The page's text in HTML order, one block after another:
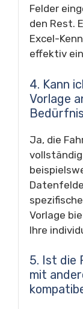
Felder
den Rest.
Excel-
effektiv
4. Kann
Vorlage
Ja, die
vollständig
Vorlage
Ihre
5. Ist die
mit